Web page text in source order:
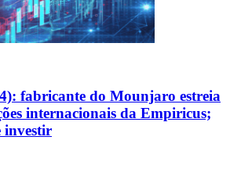
fabricante do Mounjaro estreia
internacionais da Empiricus;
investir